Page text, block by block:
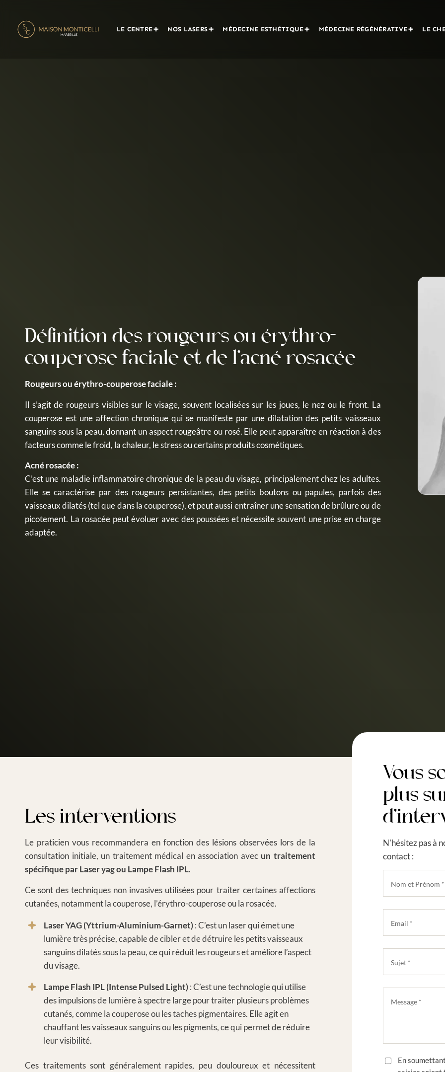
LE CENTRE NOS LASERS MÉDECINE ESTHÉTIQUE MÉDECINE RÉGÉNÉRATIVE LE
Définition des rougeurs ou érythro-
couperose faciale et de l’acné rosacée
Rougeurs ou érythro-couperose faciale :
Il s’agit de rougeurs visibles sur le visage, souvent localisées sur les joues, le nez ou le front. La
couperose est une affection chronique qui se manifeste par une dilatation des petits vaisseaux
sanguins sous la peau, donnant un aspect rougeâtre ou rosé. Elle peut apparaître en réaction à des
facteurs comme le froid, la chaleur, le stress ou certains produits cosmétiques.
Acné rosacée :
C’est une maladie inflammatoire chronique de la peau du visage, principalement chez les adultes.
Elle se caractérise par des rougeurs persistantes, des petits boutons ou papules, parfois des
vaisseaux dilatés (tel que dans la couperose), et peut aussi entraîner une sensation de brûlure ou de
picotement. La rosacée peut évoluer avec des poussées et nécessite souvent une prise en charge
adaptée.
Les interventions
Le praticien vous recommandera en fonction des lésions observées lors de la
consultation initiale, un traitement médical en association avec un traitement
spécifique par Laser yag ou Lampe Flash IPL.
Ce sont des techniques non invasives utilisées pour traiter certaines affections
cutanées, notamment la couperose, l’érythro-couperose ou la rosacée.
Laser YAG (Yttrium-Aluminium-Garnet): C’est un laser qui émet une
lumière très précise, capable de cibler et de détruire les petits vaisseaux
sanguins dilatés sous la peau, ce qui réduit les rougeurs et améliore l’aspect
du visage.
Lampe Flash IPL (Intense Pulsed Light): C’est une technologie qui utilise
des impulsions de lumière à spectre large pour traiter plusieurs problèmes
cutanés, comme la couperose ou les taches pigmentaires. Elle agit en
chauffant les vaisseaux sanguins ou les pigments, ce qui permet de réduire
leur visibilité.
Ces traitements sont généralement rapides, peu douloureux et nécessitent
Vous
plus
N'hésitez pas à
contact :
En